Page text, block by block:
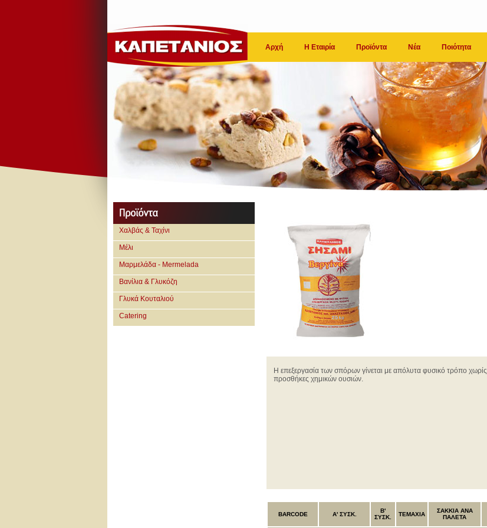
Αρχή Η Εταιρία Προϊόντα Νέα Ποιότητα
Χαλβάς & Ταχίνι
Μέλι
Μαρμελάδα - Mermelada
Βανίλια & Γλυκόζη
Γλυκά Κουταλιού
Catering
Η επεξεργασία των σπόρων γίνεται με απόλυτα φυσικό τρόπο χωρίς
προσθήκες χημικών ουσιών.
BARCODE Α' ΣΥΣΚ.
B'
ΣΥΣΚ.
ΤΕΜΑΧΙΑ
ΣΑΚΚΙΑ ΑΝΑ
ΠΑΛΕΤΑ